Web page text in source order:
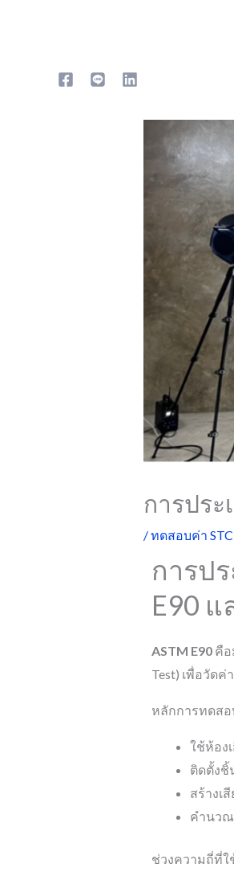
การประ
/ทดสอบค่า STC
การป
E90
ASTM E90คือ
Test) เพื่อวัดค่
หลักการทดส
ใช้ห้อง
ติดตั้งชิ้
สร้างเ
คำนวณ
ช่วงความถี่ที่ใ